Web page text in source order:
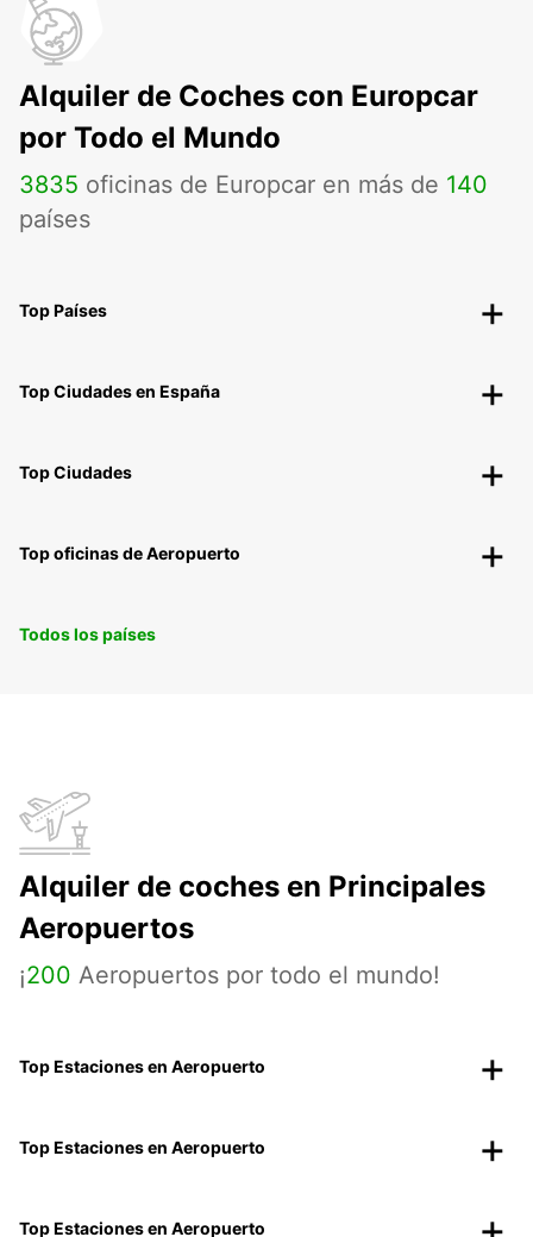
Alquiler de Coches con Europcar
por Todo el Mundo
3835 oficinas de Europcar en más de 140
países
Top Países
Top Ciudades en España
Top Ciudades
Top oficinas de Aeropuerto
Todos los países
Alquiler de coches en Principales
Aeropuertos
¡200 Aeropuertos por todo el mundo!
Top Estaciones en Aeropuerto
Top Estaciones en Aeropuerto
Top Estaciones en Aeropuerto